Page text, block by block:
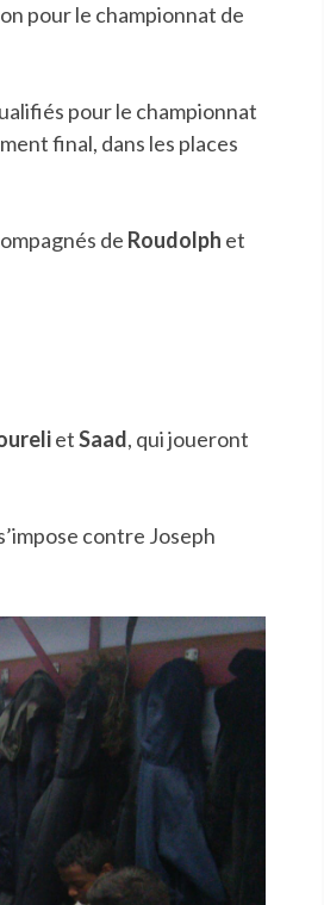
pour le championnat de
pour le championnat
final, dans les places
de Roudolph et
etSaad, qui joueront
contre Joseph